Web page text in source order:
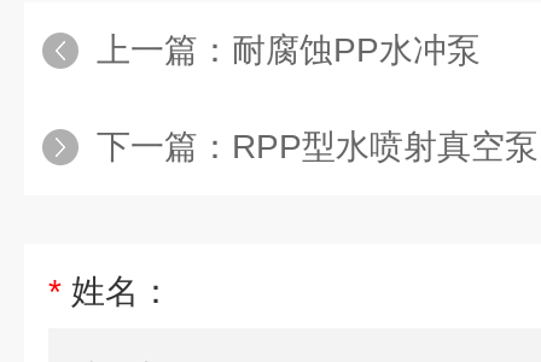
上一篇： 耐腐蚀PP水冲泵
下一篇： RPP型水喷射真空泵
* 姓名：